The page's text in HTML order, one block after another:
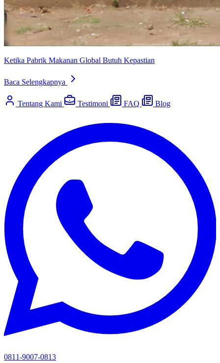
Ketika Pabrik Makanan Global Butuh Kepastian
Baca Selengkapnya
Tentang Kami Testimoni FAQ Blog
0811-9007-0813